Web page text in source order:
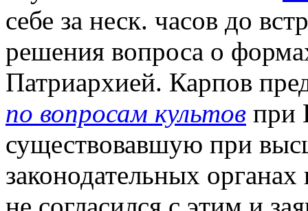
себе за неск. часов до
решения вопроса о
Патриархией. Карпов
по вопросам культов при
существовавшую при
законодательных